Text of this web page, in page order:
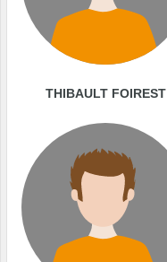
THIBAULT FOIREST